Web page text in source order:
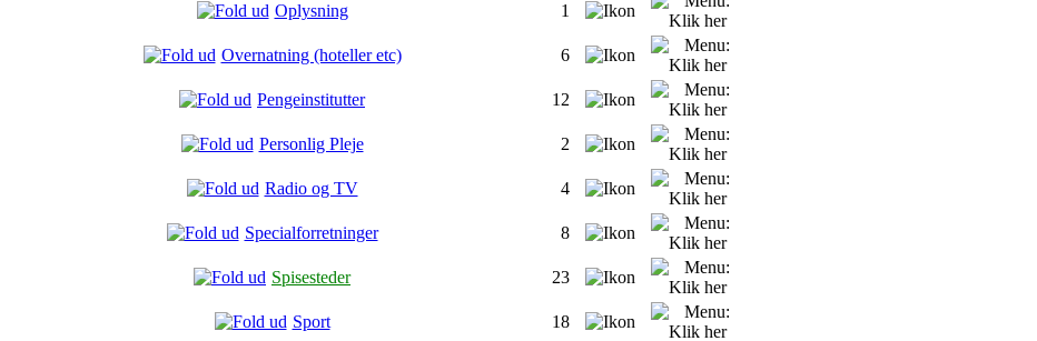
Oplysning 1
Overnatning (hoteller etc) 6
Pengeinstitutter 12
Personlig Pleje 2
Radio og TV 4
Specialforretninger 8
Spisesteder 23
Sport 18